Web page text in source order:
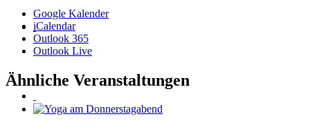
Google Kalender
iCalendar
Outlook 365
Outlook Live
Ähnliche Veranstaltungen